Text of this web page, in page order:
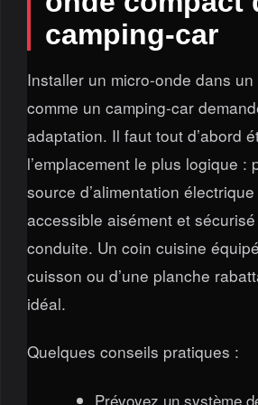
camping-car
Installer un micro-onde dans
comme un camping-car
adaptation. Il faut tout d’abord
l’emplacement le plus logique :
source d’alimentation
accessible aisément et
conduite. Un coin cuisine
cuisson ou d’une planche
idéal.
Quelques conseils pratiques :
Prévoyez un système